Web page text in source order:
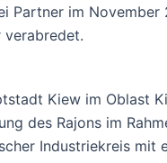
Partner im
verabredet.
Kiew im Oblast
des Rajons im
Industriekreis mit